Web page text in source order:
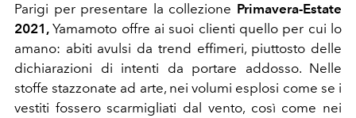
Parigi per presentare la collezione Primavera-Estate
2021,Yamamoto offre ai suoi clienti quello per cui lo
amano: abiti avulsi da trend effimeri, piuttosto delle
dichiarazioni di intenti da portare addosso. Nelle
stoffe stazzonate ad arte, nei volumi esplosi come se i
vestiti fossero scarmigliati dal vento, così come nei